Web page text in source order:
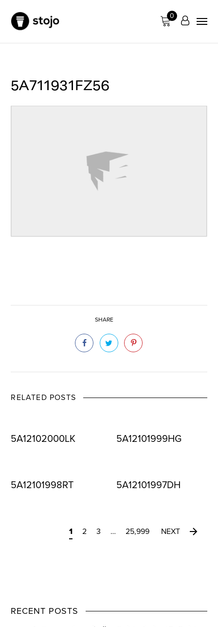
0
5A711931FZ56
SHARE
RELATED POSTS
5A12102000LK 5A12101999HG
5A12101998RT 5A12101997DH
1 2 3 … 25,999 NEXT
RECENT POSTS